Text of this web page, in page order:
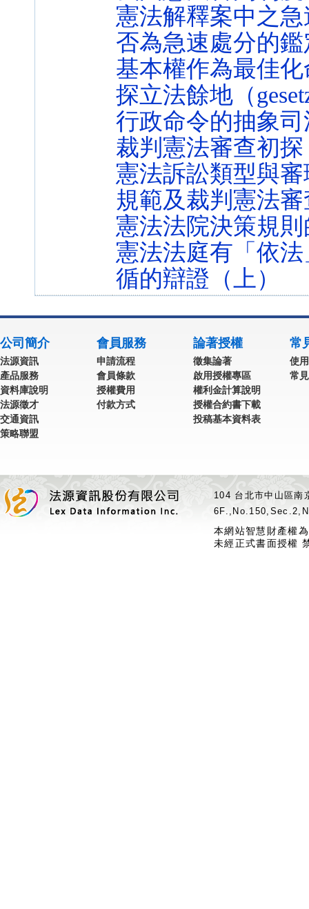
憲法解釋案中之
否為急速處分的
基本權作為最佳
探立法餘地（
行政命令的抽象
裁判憲法審查初探
憲法訴訟類型與
規範及裁判憲法
憲法法院決策規
憲法法庭有「依
循的辯證（上）
公司簡介
法源資訊
產品服務
資料庫說明
法源徵才
交通資訊
策略聯盟
會員服務
申請流程
會員條款
授權費用
付款方式
論著授權
徵集論著
啟用授權專區
權利金計算說明
授權合約書下載
投稿基本資料表
常
使
常
104 台北市中山區
本網站智慧財產權
未經正式書面授權